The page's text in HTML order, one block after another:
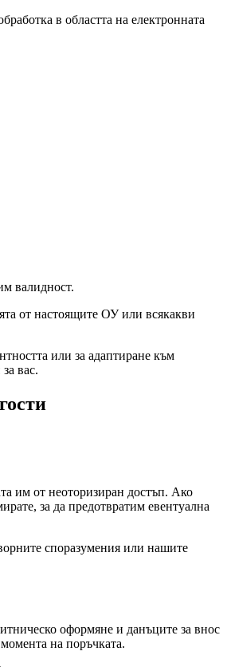
в областта на електронната
валидност.
от настоящите ОУ или всякакви
или за адаптиране към
вас.
им от неоторизиран достъп. Ако
за да предотвратим евентуална
споразумения или нашите
оформяне и данъците за внос
на поръчката.